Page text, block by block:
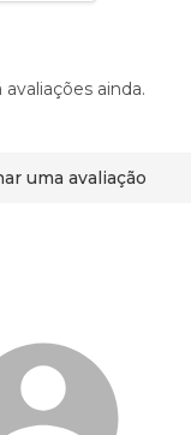
avaliações ainda.
uma avaliação